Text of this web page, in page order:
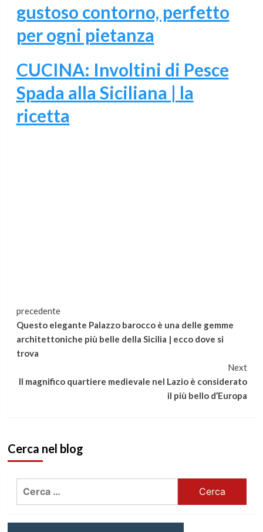
gustoso contorno, perfetto
per ogni pietanza
CUCINA: Involtini di Pesce
Spada alla Siciliana | la
ricetta
Continua
a
leggere
precedente
Questo elegante Palazzo barocco è una delle gemme
architettoniche più belle della Sicilia | ecco dove si
trova
Next
Il magnifico quartiere medievale nel Lazio è considerato
il più bello d’Europa
Cerca nel blog